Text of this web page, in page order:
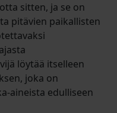
sitten, ja se on
pitävien paikallisten
löytää itselleen
joka on
aineista edulliseen